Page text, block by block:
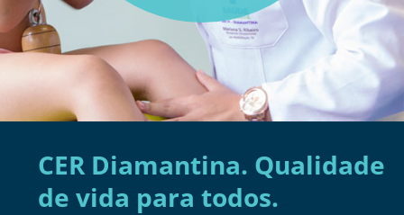
CER Diamantina. Qualidade
de vida para todos.